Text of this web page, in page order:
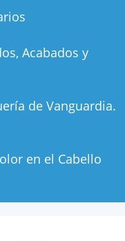
Acabados y
de Vanguardia.
en el Cabello